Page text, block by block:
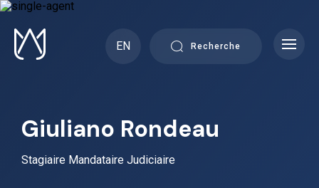
Skip
content
EN
Recherche
Giuliano Rondeau
Stagiaire Mandataire Judiciaire